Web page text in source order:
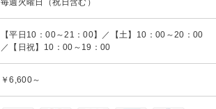
【平日10：00～21：00】／【土】10：00～20：00
／【日祝】10：00～19：00
￥6,600～